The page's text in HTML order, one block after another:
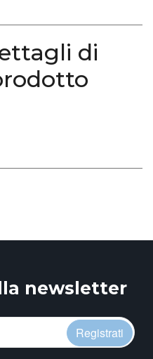
di
newsletter
Registrati